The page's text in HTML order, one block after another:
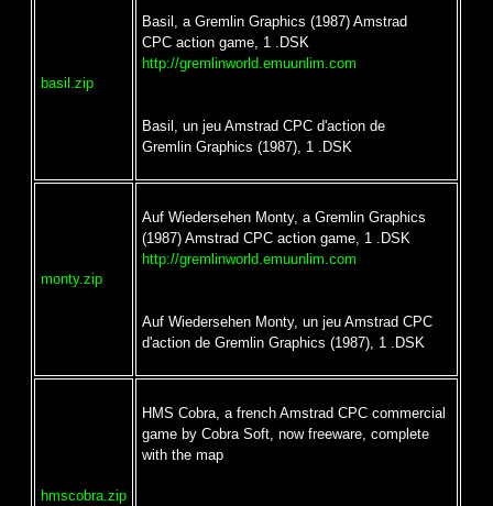
basil.zip
Basil, a Gremlin Graphics (1987) Amstrad
CPC action game, 1 .DSK
http://gremlinworld.emuunlim.com
Basil, un jeu Amstrad CPC d'action de
Gremlin Graphics (1987), 1 .DSK
monty.zip
Auf Wiedersehen Monty, a Gremlin Graphics
(1987) Amstrad CPC action game, 1 .DSK
http://gremlinworld.emuunlim.com
Auf Wiedersehen Monty, un jeu Amstrad CPC
d'action de Gremlin Graphics (1987), 1 .DSK
hmscobra.zip
HMS Cobra, a french Amstrad CPC commercial
game by Cobra Soft, now freeware, complete
with the map